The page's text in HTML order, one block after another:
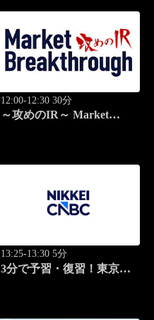
12:00-12:30 30分
～攻めのIR～ Market
13:25-13:30 5分
3分で予習・復習！東京市